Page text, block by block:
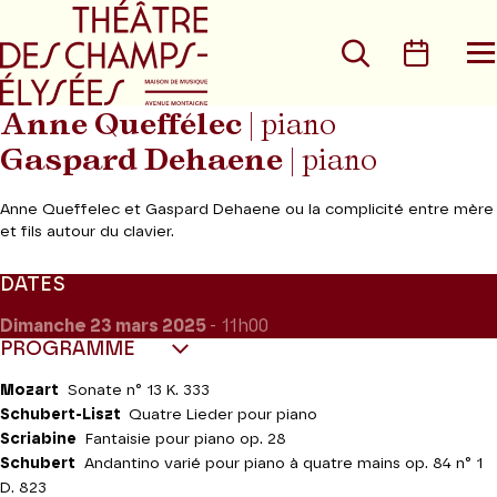
Aller au menu principal
Rechercher
Anne Queffélec | piano
Gaspard Dehaene | piano
Anne Queffelec et Gaspard Dehaene ou la complicité entre mère
et fils autour du clavier.
DATES
Dimanche 23 mars 2025 - 11h00
PROGRAMME
Mozart Sonate n° 13 K. 333
Schubert-Liszt Quatre Lieder pour piano
Scriabine Fantaisie pour piano op. 28
Schubert Andantino varié pour piano à quatre mains op. 84 n° 1
D. 823